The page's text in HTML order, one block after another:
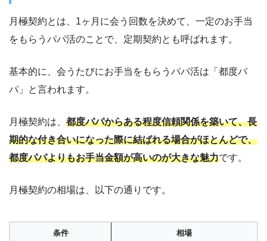
月極契約とは、1ヶ月に会う回数を決めて、一定のお手当
をもらうパパ活のことで、定期契約とも呼ばれます。
基本的に、会うたびにお手当をもらうパパ活は「都度パ
パ」と言われます。
月極契約は、 都度パパからある程度信頼関係を築いて、長
期的な付き合いになった際に結ばれる場合がほとんどで、
都度パパよりもお手当金額が高いのが大きな魅力です。
月極契約の相場は、以下の通りです。
条件 相場